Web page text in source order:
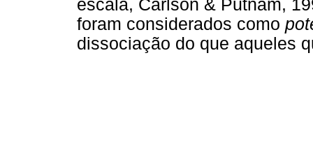
escala, Carlson & Putnam,
foram considerados como
dissociação do que aqueles